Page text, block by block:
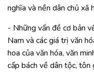
nghĩa và nền dân chủ xã
- Những vấn đề cơ bản
Nam và các giá trị văn
hoa của văn hóa, văn
cấp bách về dân tộc, tôn